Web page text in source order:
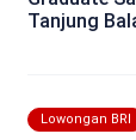
Tanjung
Lowongan BRI